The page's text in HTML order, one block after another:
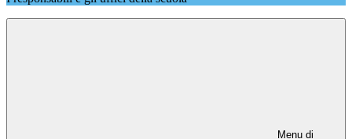
Menu di